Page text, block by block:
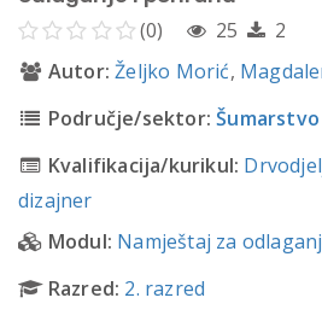
(0) 25
2
Autor: Željko Morić,
Područje/sektor:
Kvalifikacija/kurikul:
dizajner
Modul: Namještaj za
Razred: 2. razred